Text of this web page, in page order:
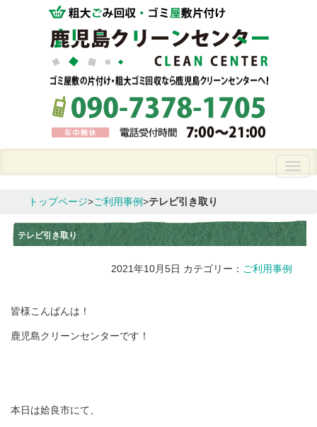
トップページ>ご利用事例>テレビ引き取り
テレビ引き取り
2021年10月5日 カテゴリー： ご利用事例
皆様こんばんは！
鹿児島クリーンセンターです！
本日は姶良市にて、